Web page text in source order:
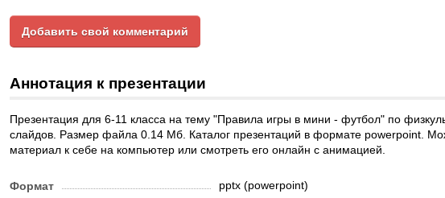
Добавить свой комментарий
Аннотация к презентации
Презентация для 6-11 класса на тему "Правила игры в мини - футбол" по
слайдов. Размер файла 0.14 Мб. Каталог презентаций в формате powerpoint.
материал к себе на компьютер или смотреть его онлайн с анимацией.
Формат pptx (powerpoint)